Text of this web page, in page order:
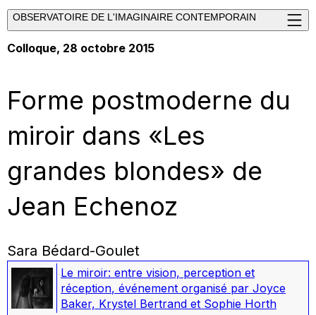
OBSERVATOIRE DE L'IMAGINAIRE CONTEMPORAIN
Colloque, 28 octobre 2015
Forme postmoderne du
miroir dans «Les
grandes blondes» de
Jean Echenoz
Sara Bédard-Goulet
Le miroir: entre vision, perception et
réception, événement organisé par Joyce
Baker, Krystel Bertrand et Sophie Horth